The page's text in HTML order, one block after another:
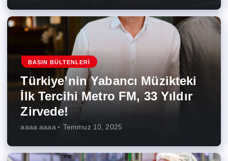
BASIN BÜLTENLERI
Türkiye’nin Yabancı Müzikteki
İlk Tercihi Metro FM, 33 Yıldır
Zirvede!
aaaa aaaa Temmuz 10, 2025